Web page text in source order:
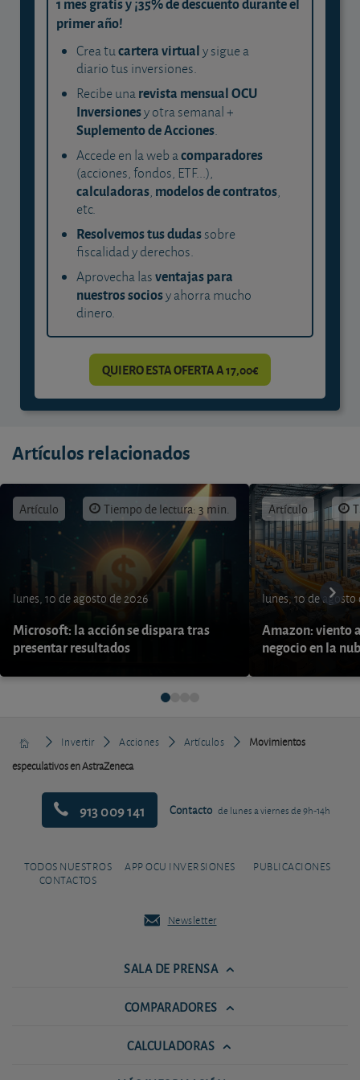
primer año!
Crea tucartera virtualy sigue a
diario tus inversiones.
Recibe unarevista mensual OCU
Inversionesy otra semanal +
Suplemento de Acciones.
Accede en la web acomparadores
(acciones, fondos, ETF...),
calculadoras, modelos de contratos,
etc.
Resolvemos tus dudassobre
fiscalidad y derechos.
Aprovecha lasventajas para
nuestros sociosy ahorra mucho
dinero.
QUIERO ESTA OFERTA A 17,00€
Artículos relacionados
Artículo Tiempo de lectura: 3 min.
lunes, 10 de agosto de 2026
Microsoft: la acción se dispara tras
presentar resultados
Artículo
lunes, 10 de agosto
Amazon: viento
negocio en la
Invertir Acciones Artículos
Movimientos
especulativos en AstraZeneca
913 009 141 Contacto de lunes a viernes de 9h-14h
TODOS NUESTROS
CONTACTOS
APP OCU INVERSIONES PUBLICACIONES
Newsletter
SALA DE PRENSA
COMPARADORES
CALCULADORAS